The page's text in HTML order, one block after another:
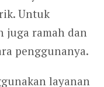
Untuk
juga ramah dan
penggunanya.
layanan